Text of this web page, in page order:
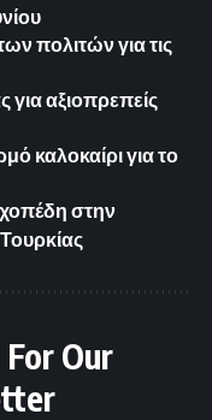
πολιτών για τις
για αξιοπρεπείς
καλοκαίρι για το
στην
Our